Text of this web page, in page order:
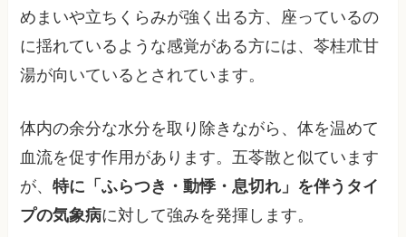
めまいや立ちくらみが強く出る方、座っているの
に揺れているような感覚がある方には、苓桂朮甘
湯が向いているとされています。
体内の余分な水分を取り除きながら、体を温めて
血流を促す作用があります。五苓散と似ています
が、特に「ふらつき・動悸・息切れ」を伴うタイ
プの気象病に対して強みを発揮します。